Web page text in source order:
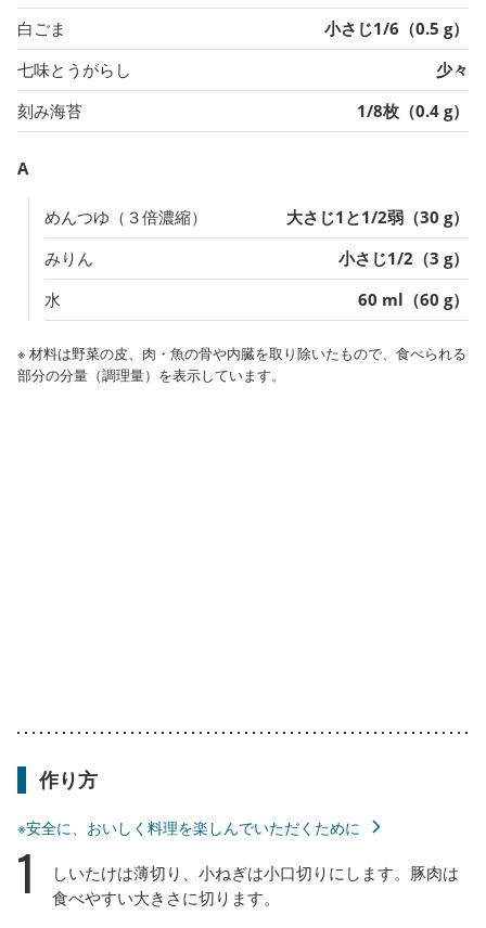
白ごま
小さじ1/6（0.5 g）
七味とうがらし
少々
刻み海苔
1/8枚（0.4 g）
A
めんつゆ（３倍濃縮）
大さじ1と1/2弱（30 g）
みりん
小さじ1/2（3 g）
水
60 ml（60 g）
※ 材料は野菜の皮、肉・魚の骨や内臓を取り除いたもので、食べられる
部分の分量（調理量）を表示しています。
作り方
※安全に、おいしく料理を楽しんでいただくために
1
しいたけは薄切り、小ねぎは小口切りにします。豚肉は
食べやすい大きさに切ります。